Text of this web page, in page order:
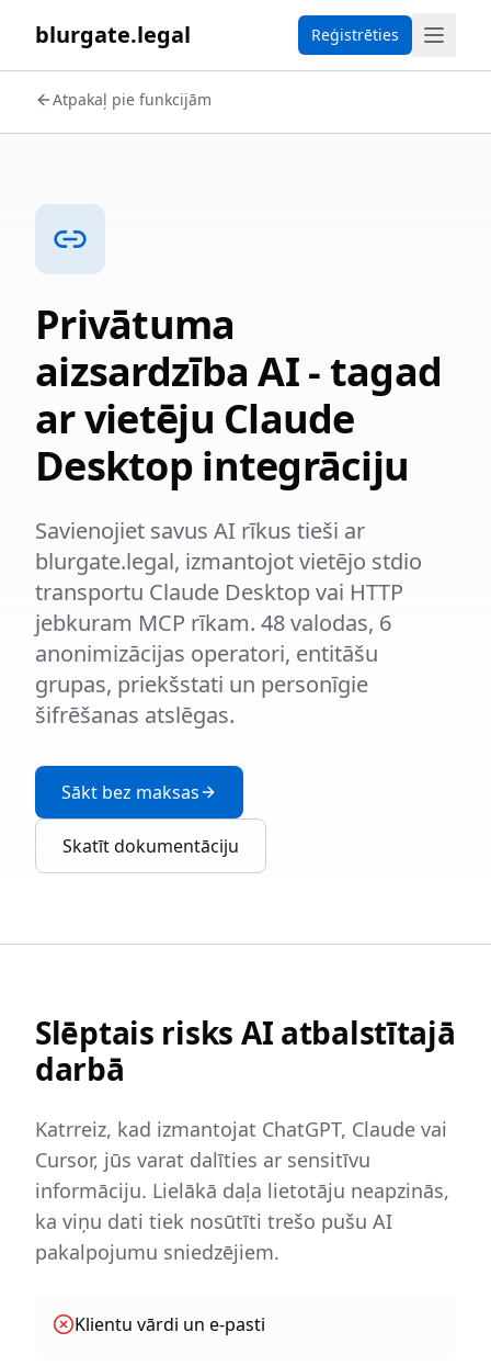
blurgate.legal Reģistrēties
Atpakaļ pie funkcijām
Privātuma
aizsardzība AI - tagad
ar vietēju Claude
Desktop integrāciju
Savienojiet savus AI rīkus tieši ar
blurgate.legal, izmantojot vietējo stdio
transportu Claude Desktop vai HTTP
jebkuram MCP rīkam. 48 valodas, 6
anonimizācijas operatori, entitāšu
grupas, priekšstati un personīgie
šifrēšanas atslēgas.
Sākt bez maksas
Skatīt dokumentāciju
Slēptais risks AI atbalstītajā
darbā
Katrreiz, kad izmantojat ChatGPT, Claude vai
Cursor, jūs varat dalīties ar sensitīvu
informāciju. Lielākā daļa lietotāju neapzinās,
ka viņu dati tiek nosūtīti trešo pušu AI
pakalpojumu sniedzējiem.
Klientu vārdi un e-pasti